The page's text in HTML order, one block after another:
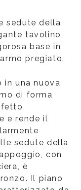
sedute della
tavolino
base in
pregiato.
una nuova
di forma
e rende il
sedute della
con
è
Il piano